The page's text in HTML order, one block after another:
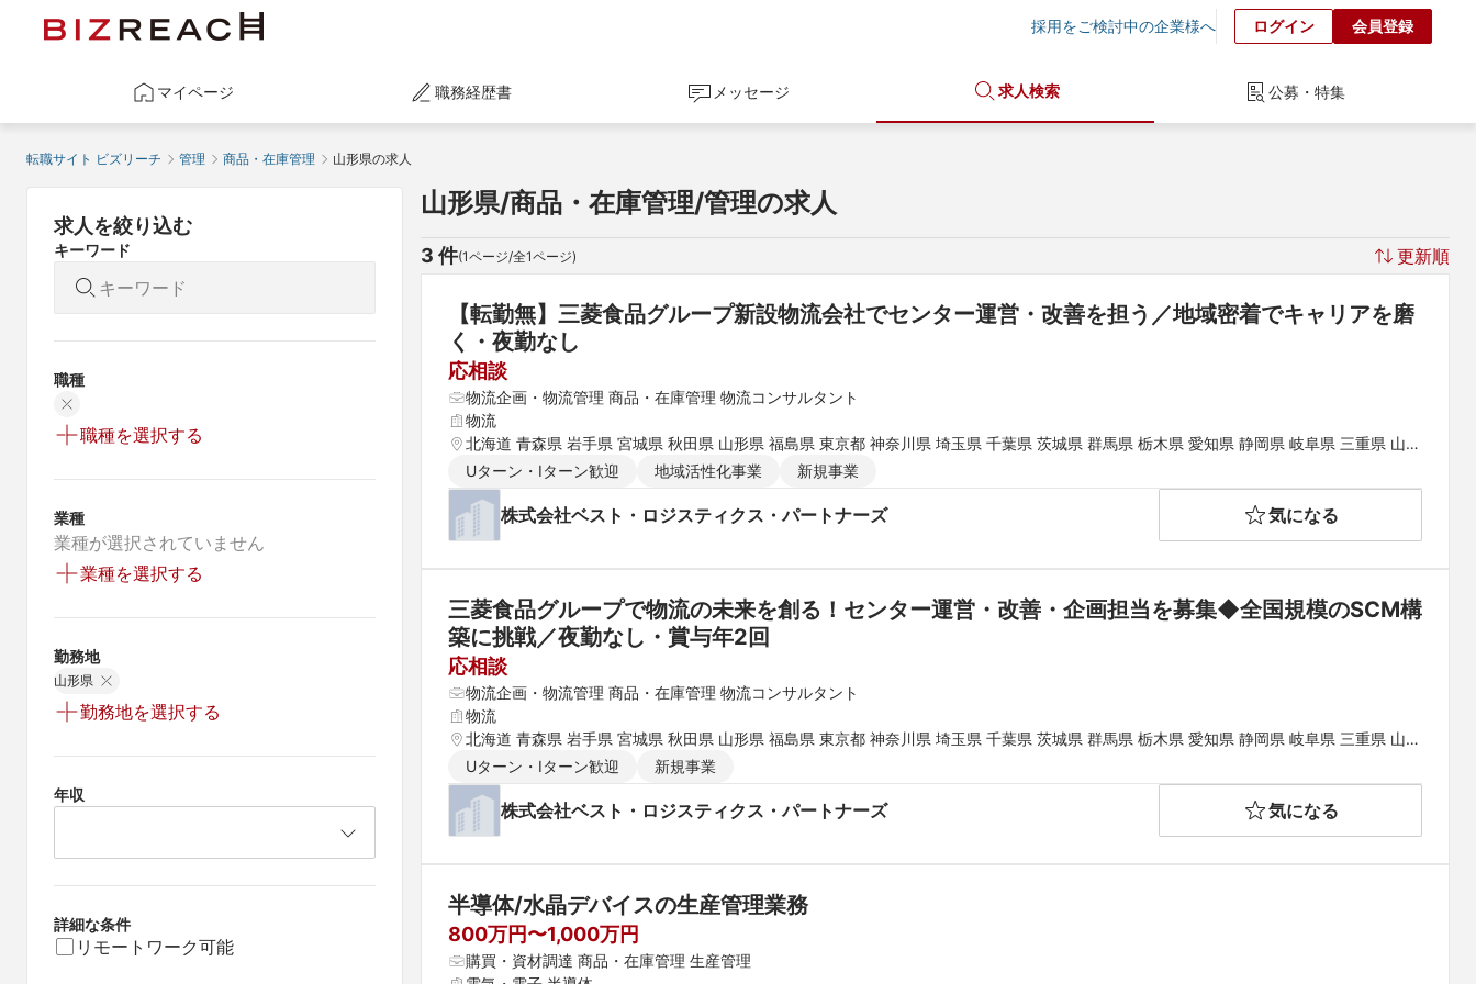
採用をご検討中の企業様へ ログイン 会員登録
マイページ 職務経歴書 メッセージ 求人検索 公募・特集
転職サイト ビズリーチ 管理 商品・在庫管理 山形県の求人
求人を絞り込む
キーワード
職種
職種を選択する
業種
業種が選択されていません
業種を選択する
勤務地
山形県
勤務地を選択する
年収
詳細な条件
リモートワーク可能
山形県/商品・在庫管理/管理の求人
3 件(1ページ/全1ページ) 更新順
【転勤無】三菱食品グループ新設物流会社でセンター運営・改善を担う／地域密着でキャリアを磨
く・夜勤なし
応相談
物流企画・物流管理 商品・在庫管理 物流コンサルタント
物流
北海道 青森県 岩手県 宮城県 秋田県 山形県 福島県 東京都 神奈川県 埼玉県 千葉県 茨城県 群馬県 栃木県 愛知県 静岡県 岐阜県 三重県 山梨
県 新潟県 富山県 石川県 福井県 長野県 大阪府 京都府 兵庫県 滋賀県 奈良県 和歌山県 鳥取県 島根県 岡山県 広島県 山口県 徳島県 香川県
愛媛県 高知県 福岡県 佐賀県 長崎県 熊本県 大分県 宮崎県 鹿児島県 沖縄県
Uターン・Iターン歓迎 地域活性化事業 新規事業
株式会社ベスト・ロジスティクス・パートナーズ 気になる
三菱食品グループで物流の未来を創る！センター運営・改善・企画担当を募集◆全国規模のSCM構
築に挑戦／夜勤なし・賞与年2回
応相談
物流企画・物流管理 商品・在庫管理 物流コンサルタント
物流
北海道 青森県 岩手県 宮城県 秋田県 山形県 福島県 東京都 神奈川県 埼玉県 千葉県 茨城県 群馬県 栃木県 愛知県 静岡県 岐阜県 三重県 山梨
県 新潟県 富山県 石川県 福井県 長野県 大阪府 京都府 兵庫県 滋賀県 奈良県 和歌山県 鳥取県 島根県 岡山県 広島県 山口県 徳島県 香川県
愛媛県 高知県 福岡県 佐賀県 長崎県 熊本県 大分県 宮崎県 鹿児島県 沖縄県
Uターン・Iターン歓迎 新規事業
株式会社ベスト・ロジスティクス・パートナーズ 気になる
半導体/水晶デバイスの生産管理業務
800万円〜1,000万円
購買・資材調達 商品・在庫管理 生産管理